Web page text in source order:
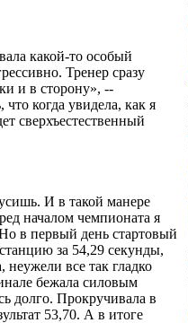
какой-то особый
Тренер сразу
и в сторону», --
что когда увидела, как я
сверхъестественный
И в такой манере
началом чемпионата я
в первый день стартовый
за 54,29 секунды,
все так гладко
бежала силовым
долго. Прокручивала в
53,70. А в итоге